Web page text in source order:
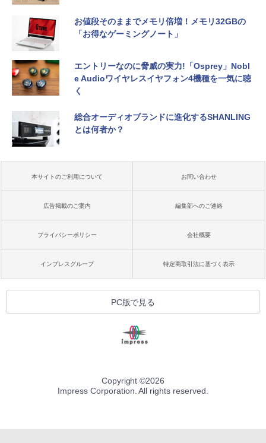
お値段そのままでメモリ倍増！メモリ32GBの
「お得なゲーミングノート」
エントリーなのに脅威の実力!「Osprey」Nobl
e Audioワイヤレスイヤフォン4機種を一気に聴
く
総合オーディオブランドに進化するSHANLING
とは何者か？
本サイトのご利用について お問い合わせ
広告掲載のご案内 編集部へのご連絡
プライバシーポリシー 会社概要
インプレスグループ 特定商取引法に基づく表示
PC版で見る
Copyright ©2026
Impress Corporation. All rights reserved.